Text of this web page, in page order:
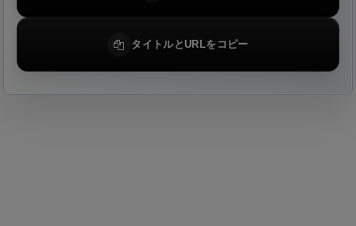
タイトルとURLをコピー